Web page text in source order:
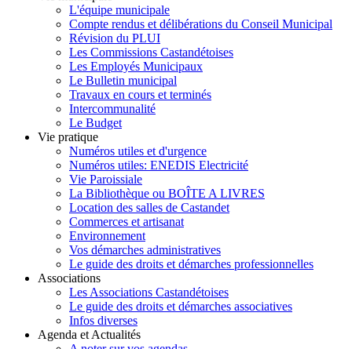
L'équipe municipale
Compte rendus et délibérations du Conseil Municipal
Révision du PLUI
Les Commissions Castandétoises
Les Employés Municipaux
Le Bulletin municipal
Travaux en cours et terminés
Intercommunalité
Le Budget
Vie pratique
Numéros utiles et d'urgence
Numéros utiles: ENEDIS Electricité
Vie Paroissiale
La Bibliothèque ou BOÎTE A LIVRES
Location des salles de Castandet
Commerces et artisanat
Environnement
Vos démarches administratives
Le guide des droits et démarches professionnelles
Associations
Les Associations Castandétoises
Le guide des droits et démarches associatives
Infos diverses
Agenda et Actualités